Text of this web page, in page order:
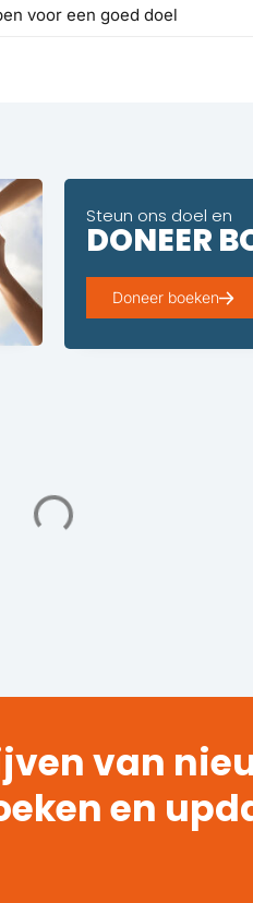
voor een goed doel
Steun ons doel en
DONEER
Doneer boeken
van
en